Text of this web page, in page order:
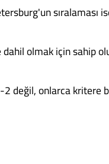
sıralaması
olmak için sahip
değil, onlarca kritere